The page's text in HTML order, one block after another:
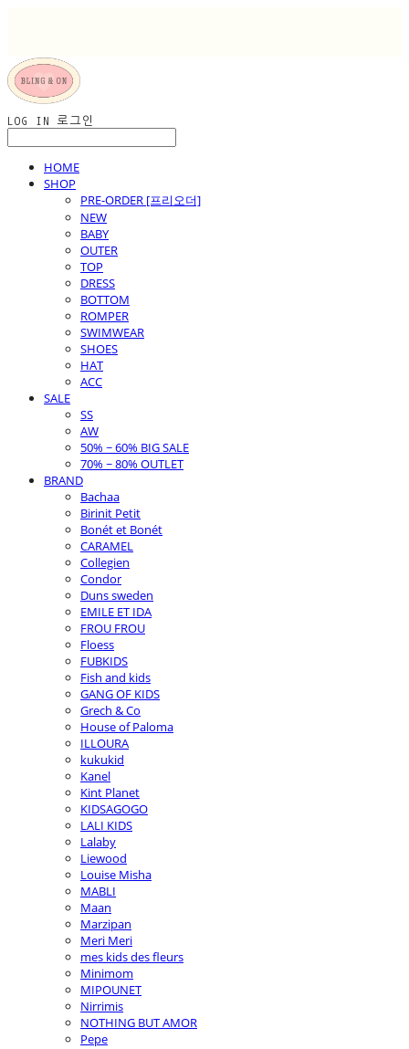
LOG IN 로그인
HOME
SHOP
PRE-ORDER [프리오더]
NEW
BABY
OUTER
TOP
DRESS
BOTTOM
ROMPER
SWIMWEAR
SHOES
HAT
ACC
SALE
SS
AW
50% ~ 60% BIG SALE
70% ~ 80% OUTLET
BRAND
Bachaa
Birinit Petit
Bonét et Bonét
CARAMEL
Collegien
Condor
Duns sweden
EMILE ET IDA
FROU FROU
Floess
FUBKIDS
Fish and kids
GANG OF KIDS
Grech & Co
House of Paloma
ILLOURA
kukukid
Kanel
Kint Planet
KIDSAGOGO
LALI KIDS
Lalaby
Liewood
Louise Misha
MABLI
Maan
Marzipan
Meri Meri
mes kids des fleurs
Minimom
MIPOUNET
Nirrimis
NOTHING BUT AMOR
Pepe